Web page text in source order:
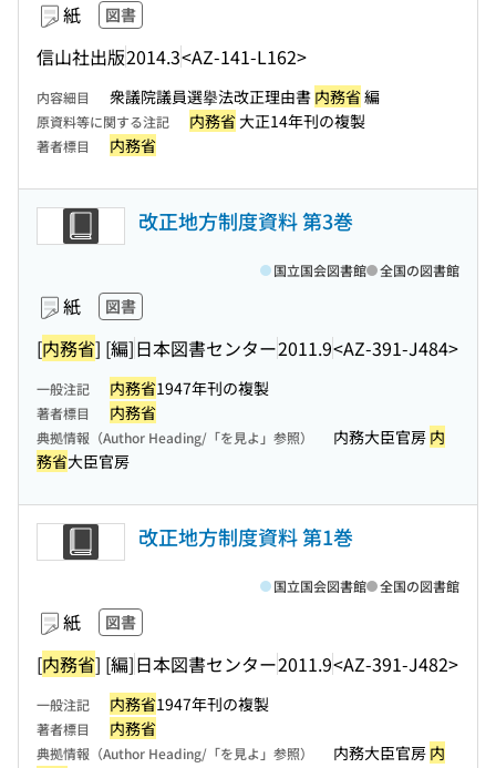
紙 図書
信山社出版2014.3<AZ-141-L162>
内容細目 衆議院議員選擧法改正理由書 内務省編
原資料等に関する注記 内務省 大正14年刊の複製
著者標目 内務省
改正地方制度資料 第3巻
紙 図書
[内務省] [編]日本図書センター2011.9<AZ-391-J484>
国立国会図書館 全国の図書館
一般注記 内務省1947年刊の複製
著者標目 内務省
典拠情報（Author Heading/「を見よ」参照） 内務大臣官房 内
務省大臣官房
改正地方制度資料 第1巻
紙 図書
[内務省] [編]日本図書センター2011.9<AZ-391-J482>
国立国会図書館 全国の図書館
一般注記 内務省1947年刊の複製
著者標目 内務省
典拠情報（Author Heading/「を見よ」参照） 内務大臣官房 内